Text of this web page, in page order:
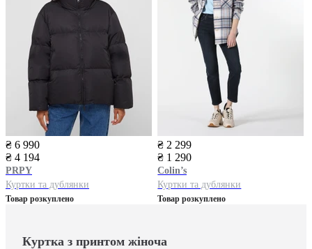
₴ 6 990
₴ 4 194
PRPY
Куртки та дублянки
Товар розкуплено
₴ 2 299
₴ 1 290
Colin’s
Куртки та дублянки
Товар розкуплено
Куртка з принтом жіноча